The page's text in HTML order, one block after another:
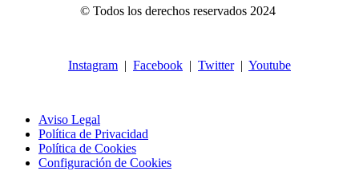
© Todos los derechos reservados 2024
Instagram | Facebook | Twitter| Youtube
Aviso Legal
Política de Privacidad
Política de Cookies
Configuración de Cookies